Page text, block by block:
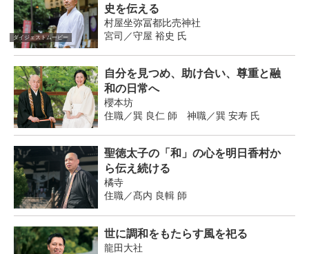
ダイジェストムービー
史を伝える
村屋坐弥冨都比売神社
宮司／守屋 裕史 氏
自分を見つめ、助け合い、尊重と融
和の日常へ
櫻本坊
住職／巽 良仁 師 神職／巽 安寿 氏
聖徳太子の「和」の心を明日香村か
ら伝え続ける
橘寺
住職／髙内 良輯 師
世に調和をもたらす風を祀る
龍田大社